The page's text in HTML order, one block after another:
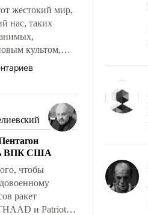
жестокий мир,
нас, таких
культом,
и
и твердым под
брать на себя
помогать
вперед и
ВПК США
чтобы
ракет
и Patriot